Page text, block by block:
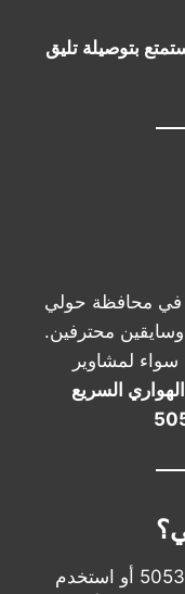
بتوصيلة تليق
في محافظة حولي
محترفين.
سواء لمشاوير
السريع
50530752 أو استخدم